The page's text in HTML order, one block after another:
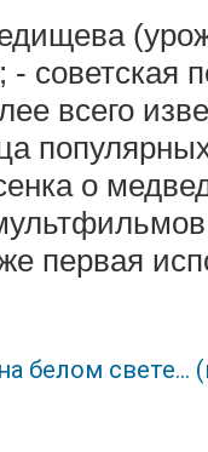
- советская
всего
о
первая
белом свете...